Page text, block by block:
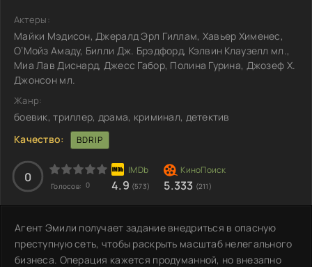
Актеры:
Майки Мэдисон, Джералд Эрл Гиллам, Хавьер Хименес,
О’Мойз Амаду, Билли Дж. Брэдфорд, Кэлвин Клаузелл мл.,
Миа Лав Диснард, Джесс Габор, Полина Гурина, Джозеф Х.
Джонсон мл.
Жанр:
боевик, триллер, драма, криминал, детектив
Качество:
BDRIP
0
Голосов: 0 4.9 (573) 5.333 (211)
Агент Эмили получает задание внедриться в опасную
преступную сеть, чтобы раскрыть масштаб нелегального
бизнеса. Операция кажется продуманной, но внезапно